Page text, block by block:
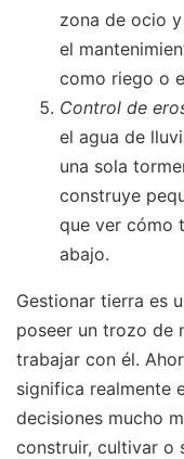
zona de ocio
el
como riego o
Control de
el agua de
una sola
construye
que ver cómo
abajo.
Gestionar tierra es
poseer un trozo de
trabajar con él.
significa realmente
decisiones mucho
construir, cultivar o